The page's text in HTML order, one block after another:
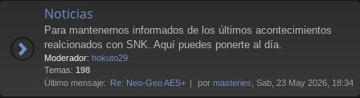
Noticias
Para mantenernos informados de los últimos acontecimientos
realcionados con SNK. Aquí puedes ponerte al día.
Moderador: hokuto29
Temas: 198
Último mensaje: Re: Neo-Geo AES+ por masteries , Sab, 23 May 2026, 18:34